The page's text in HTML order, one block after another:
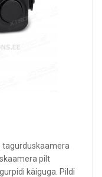
tagurduskaamera
pilt
käiguga. Pildi